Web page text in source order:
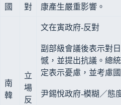
國
對
康產生嚴重影響。
南
韓
立
場
反
文在寅政府-反對
副部級會議後表示對
憾，並提出抗議。總
定表示憂慮，並考慮
尹錫悅政府-模糊／態